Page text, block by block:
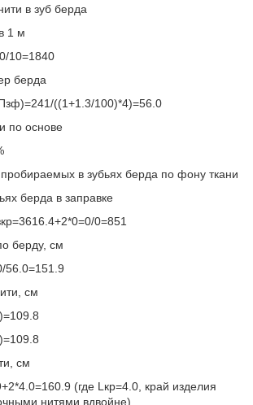
в зуб берда
1 м
10=1840
берда
((1+1.3/100)*4)=56.0
по основе
в зубьях берда по фону ткани
берда в заправке
0=851
берду, см
56.0=151.9
см
см
(где Lкр=4.0, край изделия
нитями вдвойне)